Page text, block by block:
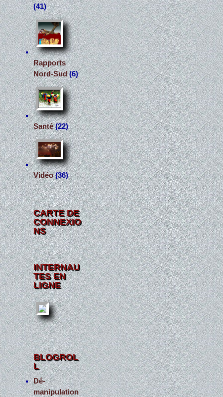
(41)
Rapports
Nord-Sud(6)
Santé(22)
Vidéo(36)
CARTE DE
CONNEXIO
NS
INTERNAU
TES EN
LIGNE
BLOGROL
L
Dé-
manipulation